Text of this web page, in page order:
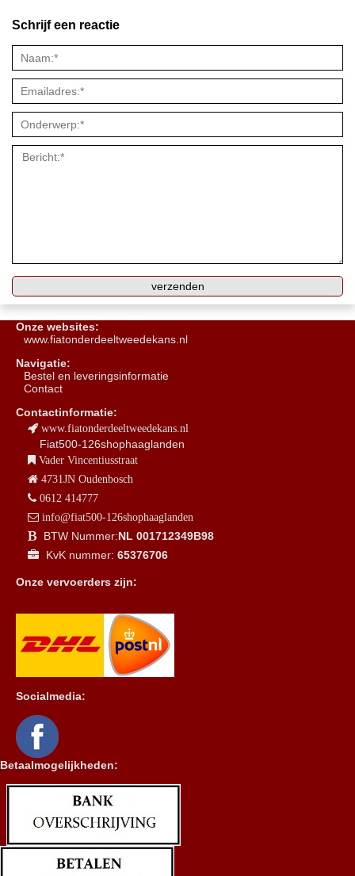
Schrijf een reactie
Onze websites:
www.fiatonderdeeltweedekans.nl
Navigatie:
Bestel en leveringsinformatie
Contact
Contactinformatie:
www.fiatonderdeeltweedekans.nl
Fiat500-126shophaaglanden
Vader Vincentiusstraat
4731JN Oudenbosch
0612 414777
info@fiat500-126shophaaglanden
BTW Nummer:NL 001712349B98
KvK nummer: 65376706
Onze vervoerders zijn:
Socialmedia:
Betaalmogelijkheden: